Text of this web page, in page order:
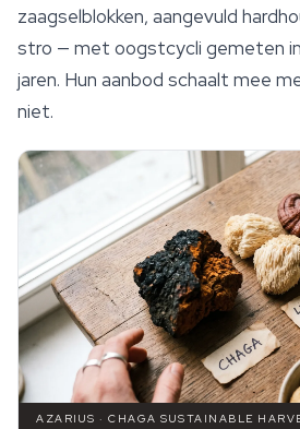
zaagselblokken, aangevuld
stro — met oogstcycli gemeten
jaren. Hun aanbod schaalt mee
niet.
AZARIUS · CHAGA SUSTAINABLE